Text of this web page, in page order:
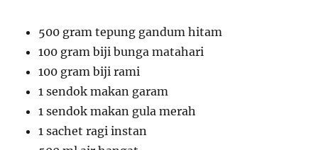
500 gram tepung gandum hitam
100 gram biji bunga matahari
100 gram biji rami
1 sendok makan garam
1 sendok makan gula merah
1 sachet ragi instan